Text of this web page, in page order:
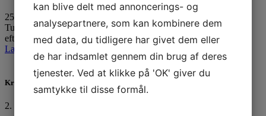
25. oktober 2025
Tusinde tak til alle, der havde trodset det utaknemmelige
efterårsvejr…
Læs mere »
Kredsmesterskab 2025
2. september 2025
kan blive delt med annoncerings- og
analysepartnere, som kan kombinere dem
med data, du tidligere har givet dem eller
de har indsamlet gennem din brug af deres
tjenester. Ved at klikke på 'OK' giver du
samtykke til disse formål.